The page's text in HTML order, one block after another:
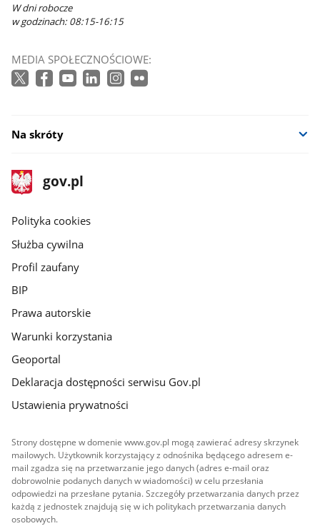
W dni robocze
w godzinach: 08:15-16:15
MEDIA SPOŁECZNOŚCIOWE:
Na skróty
stopka
gov.pl
Strona
gov.pl
gov.pl
Polityka cookies
Służba cywilna
Profil zaufany
BIP
Prawa autorskie
Warunki korzystania
Geoportal
Deklaracja dostępności serwisu Gov.pl
Ustawienia prywatności
Strony dostępne w domenie www.gov.pl mogą zawierać adresy skrzynek
mailowych. Użytkownik korzystający z odnośnika będącego adresem e-
mail zgadza się na przetwarzanie jego danych (adres e-mail oraz
dobrowolnie podanych danych w wiadomości) w celu przesłania
odpowiedzi na przesłane pytania. Szczegóły przetwarzania danych przez
każdą z jednostek znajdują się w ich politykach przetwarzania danych
osobowych.